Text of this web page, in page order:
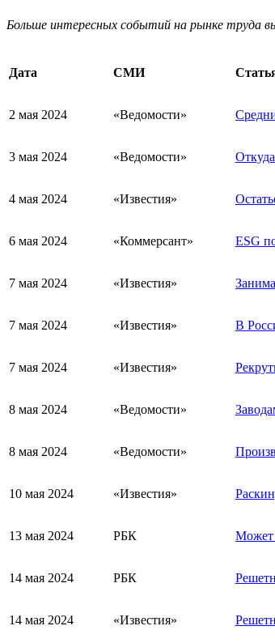
Больше интересных событий на рынке труда
Дата СМИ
2 мая 2024 «Ведомости»
3 мая 2024 «Ведомости»
4 мая 2024 «Известия»
6 мая 2024 «Коммерсант» ESG
7 мая 2024 «Известия»
7 мая 2024 «Известия» В
7 мая 2024 «Известия»
8 мая 2024 «Ведомости»
8 мая 2024 «Ведомости»
10 мая 2024 «Известия»
13 мая 2024 РБК Может
14 мая 2024 РБК
14 мая 2024 «Известия»